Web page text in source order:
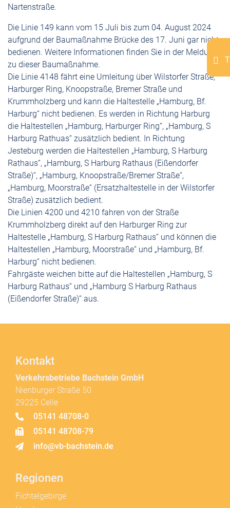
Nartenstraße.
Die Linie 149 kann vom 15 Juli bis zum 04. August 2024
aufgrund der Baumaßnahme Brücke des 17. Juni gar nicht
bedienen. Weitere Informationen finden Sie in der Meldung
zu dieser Baumaßnahme.
Die Linie 4148 fährt eine Umleitung über Wilstorfer Straße,
Harburger Ring, Knoopstraße, Bremer Straße und
Krummholzberg und kann die Haltestelle „Hamburg, Bf.
Harburg“ nicht bedienen. Es werden in Richtung Harburg
die Haltestellen „Hamburg, Harburger Ring“, „Hamburg, S
Harburg Rathuas“ zusätzlich bedient. In Richtung
Jesteburg werden die Haltestellen „Hamburg, S Harburg
Rathaus“, „Hamburg, S Harburg Rathaus (Eißendorfer
Straße)“, „Hamburg, Knoopstraße/Bremer Straße“,
„Hamburg, Moorstraße“ (Ersatzhaltestelle in der Wilstorfer
Straße) zusätzlich bedient.
Die Linien 4200 und 4210 fahren von der Straße
Krummholzberg direkt auf den Harburger Ring zur
Haltestelle „Hamburg, S Harburg Rathaus“ und können die
Haltestellen „Hamburg, Moorstraße“ und „Hamburg, Bf.
Harburg“ nicht bedienen.
Fahrgäste weichen bitte auf die Haltestellen „Hamburg, S
Harburg Rathaus“ und „Hamburg S Harburg Rathaus
(Eißendorfer Straße)“ aus.
Kontakt
Verkehrsbetriebe Bachstein GmbH
Nienburger Straße 50
29225 Celle
05141 48708-0
05141 48708-79
info@vb-bachstein.de
Regionen
Fichtelgebirge